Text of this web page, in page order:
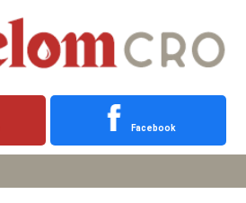
Facebook